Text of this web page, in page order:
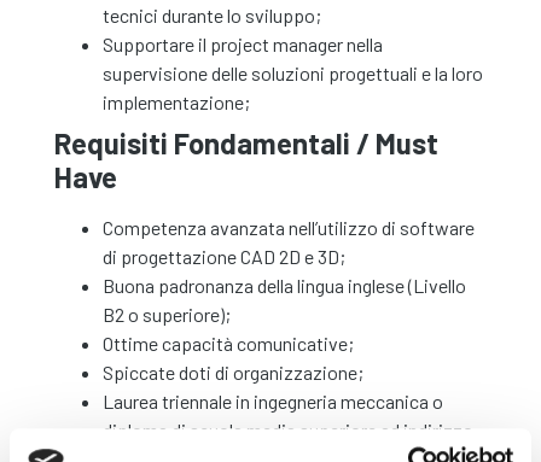
tecnici durante lo sviluppo;
Supportare il project manager nella
supervisione delle soluzioni progettuali e la loro
implementazione;
Requisiti Fondamentali / Must
Have
Competenza avanzata nell’utilizzo di software
di progettazione CAD 2D e 3D;
Buona padronanza della lingua inglese (Livello
B2 o superiore);
Ottime capacità comunicative;
Spiccate doti di organizzazione;
Laurea triennale in ingegneria meccanica o
diploma di scuola media superiore ad indirizzo